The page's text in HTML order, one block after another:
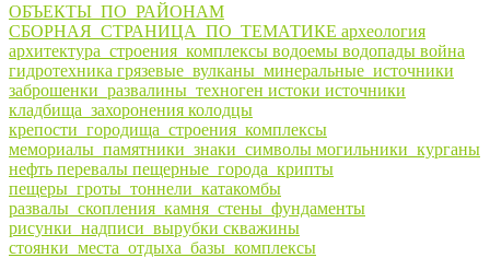
ОБЪЕКТЫ_ПО_РАЙОНАМ
СБОРНАЯ_СТРАНИЦА_ПО_ТЕМАТИКЕ археология
архитектура_строения_комплексы водоемы водопады война
гидротехника грязевые_вулканы_минеральные_источники
заброшенки_развалины_техноген истоки источники
кладбища_захоронения колодцы
крепости_городища_строения_комплексы
мемориалы_памятники_знаки_символы могильники_курганы
нефть перевалы пещерные_города_крипты
пещеры_гроты_тоннели_катакомбы
развалы_скопления_камня_стены_фундаменты
рисунки_надписи_вырубки скважины
стоянки_места_отдыха_базы_комплексы